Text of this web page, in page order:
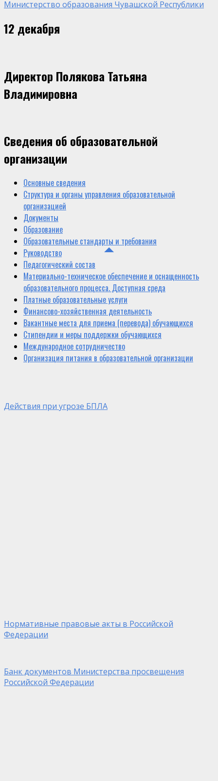
Министерство образования Чувашской Республики
12 декабря
Директор Полякова Татьяна
Владимировна
Сведения об образовательной
организации
Основные сведения
Структура и органы управления образовательной
организацией
Документы
Образование
Образовательные стандарты и требования
Руководство
Педагогический состав
Материально-техническое обеспечение и оснащенность
образовательного процесса. Доступная среда
Платные образовательные услуги
Финансово-хозяйственная деятельность
Вакантные места для приема (перевода) обучающихся
Стипендии и меры поддержки обучающихся
Международное сотрудничество
Организация питания в образовательной организации
Действия при угрозе БПЛА
Нормативные правовые акты в Российской
Федерации
Банк документов Министерства просвещения
Российской Федерации